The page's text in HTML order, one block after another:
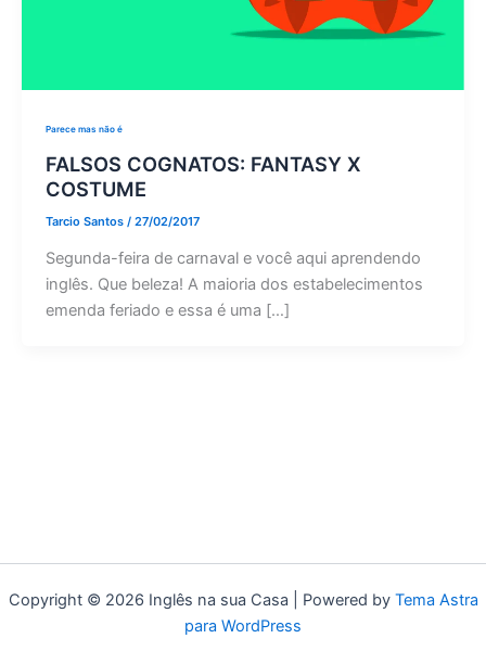
Parece mas não é
FALSOS COGNATOS: FANTASY X
COSTUME
Tarcio Santos / 27/02/2017
Segunda-feira de carnaval e você aqui aprendendo
inglês. Que beleza! A maioria dos estabelecimentos
emenda feriado e essa é uma […]
Copyright © 2026 Inglês na sua Casa | Powered by Tema Astra
para WordPress